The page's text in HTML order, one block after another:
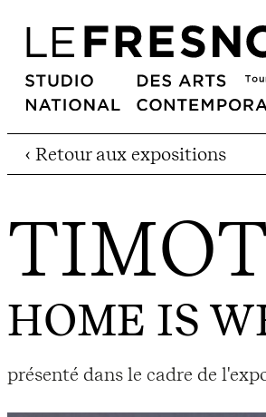
‹ Retour aux expositions
HOME IS
présenté dans le cadre de